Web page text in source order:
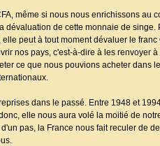
même si nous nous enrichissons au
dévaluation de cette monnaie de
peut à tout moment dévaluer le
nos pays, c'est-à-dire à les renvoyer
ce que nous pouvions acheter dans
dans le passé. Entre 1948 et
elle nous aura volé la moitié de
pas, la France nous fait reculer de